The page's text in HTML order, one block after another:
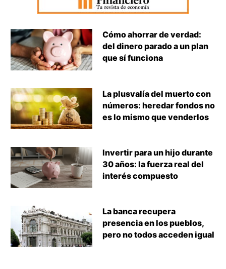
Cómo ahorrar de verdad:
del dinero parado a un plan
que sí funciona
La plusvalía del muerto con
números: heredar fondos no
es lo mismo que venderlos
Invertir para un hijo durante
30 años: la fuerza real del
interés compuesto
La banca recupera
presencia en los pueblos,
pero no todos acceden igual